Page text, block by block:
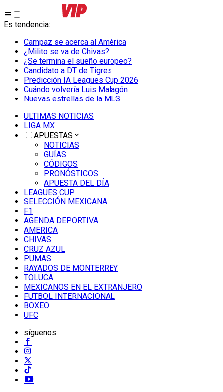
Es tendencia:
Campaz se acerca al América
¿Milito se va de Chivas?
¿Se termina el sueño europeo?
Candidato a DT de Tigres
Predicción IA Leagues Cup 2026
Cuándo volvería Luis Malagón
Nuevas estrellas de la MLS
ULTIMAS NOTICIAS
LIGA MX
APUESTAS
NOTICIAS
GUÍAS
CÓDIGOS
PRONÓSTICOS
APUESTA DEL DÍA
LEAGUES CUP
SELECCIÓN MEXICANA
F1
AGENDA DEPORTIVA
AMERICA
CHIVAS
CRUZ AZUL
PUMAS
RAYADOS DE MONTERREY
TOLUCA
MEXICANOS EN EL EXTRANJERO
FUTBOL INTERNACIONAL
BOXEO
UFC
síguenos